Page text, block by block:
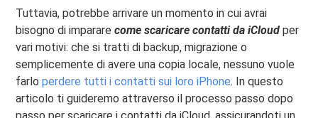
Tuttavia, potrebbe arrivare un momento in cui avrai
bisogno di impararecome scaricare contatti da iCloud per
vari motivi: che si tratti di backup, migrazione o
semplicemente di avere una copia locale, nessuno vuole
farloperdere tutti i contatti sui loro iPhone. In questo
articolo ti guideremo attraverso il processo passo dopo